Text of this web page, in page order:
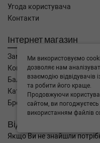
Угода користувача
Контакти
Інтернет магазин
Замовлення
Кошик
Баланс
Каталог товарів
Бренди
Відправити запит
Якщо Ви не знайшли
Ми використовуємо
дозволяє нам
взаємодію відвідувачів
та робити його краще.
Продовжуючи
сайтом, ви погоджуєтесь
використанням файлів